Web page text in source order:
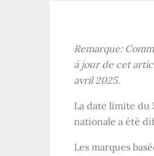
Remarque:
à jour de cet
avril 2025.
La date limite
nationale a été
Les marques